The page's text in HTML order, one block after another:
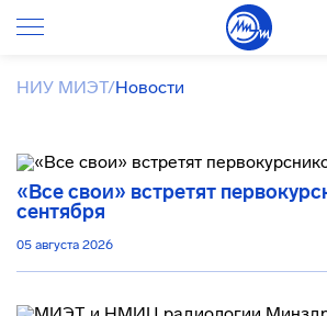
НИУ МИЭТ/Новости
«Все свои» встретят
сентября
05 августа 2026